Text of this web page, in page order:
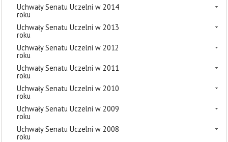
Uchwały Senatu Uczelni w 2014
roku
Uchwały Senatu Uczelni w 2013
roku
Uchwały Senatu Uczelni w 2012
roku
Uchwały Senatu Uczelni w 2011
roku
Uchwały Senatu Uczelni w 2010
roku
Uchwały Senatu Uczelni w 2009
roku
Uchwały Senatu Uczelni w 2008
roku